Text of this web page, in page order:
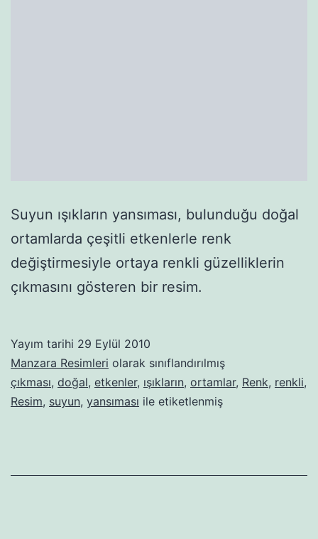
Suyun ışıkların yansıması, bulunduğu doğal
ortamlarda çeşitli etkenlerle renk
değiştirmesiyle ortaya renkli güzelliklerin
çıkmasını gösteren bir resim.
Yayım tarihi 29 Eylül 2010
Manzara Resimleri olarak sınıflandırılmış
çıkması, doğal, etkenler, ışıkların, ortamlar, Renk, renkli,
Resim, suyun, yansıması ile etiketlenmiş